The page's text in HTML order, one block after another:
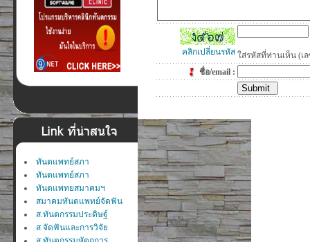
ทันตแพทย์สภา
ทันตแพทย์สภา
ทันตแพทยสมาคมฯ
สมาคมทันตแพทย์จัดฟัน
ส.ทันตกรรมประดิษฐ์
ส.จัดฟันและการวิจัย
คลิกเปลี่ยนรหัส ใส่รหัสที่ท่านเห็น (เ
ชื่อ/email :